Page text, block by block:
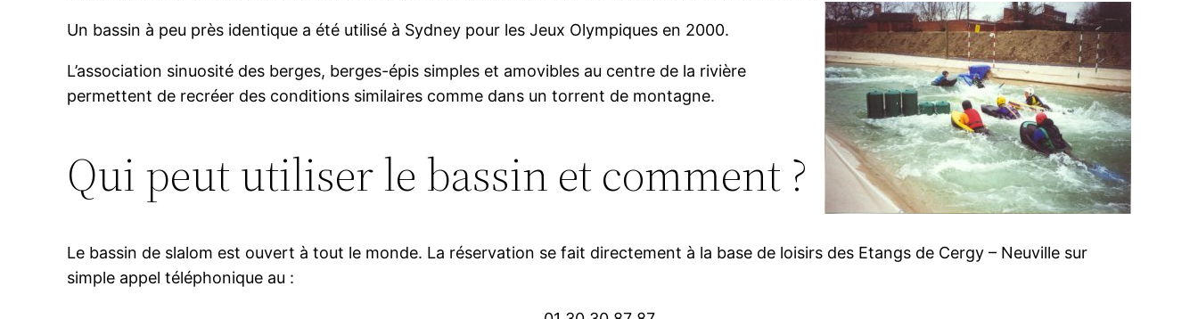
Un bassin à peu près identique a été utilisé à Sydney pour les Jeux Olympiques en 2000.
L’association sinuosité des berges, berges-épis simples et amovibles au centre de la rivière
permettent de recréer des conditions similaires comme dans un torrent de montagne.
Qui peut utiliser le bassin et comment ?
Le bassin de slalom est ouvert à tout le monde. La réservation se fait directement à la base de loisirs des Etangs de Cergy – Neuville sur
simple appel téléphonique au :